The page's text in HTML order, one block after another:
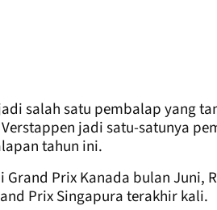
salah satu pembalap yang
jadi satu-satunya
tahun ini.
Grand Prix Kanada bulan Juni,
Prix Singapura terakhir kali.